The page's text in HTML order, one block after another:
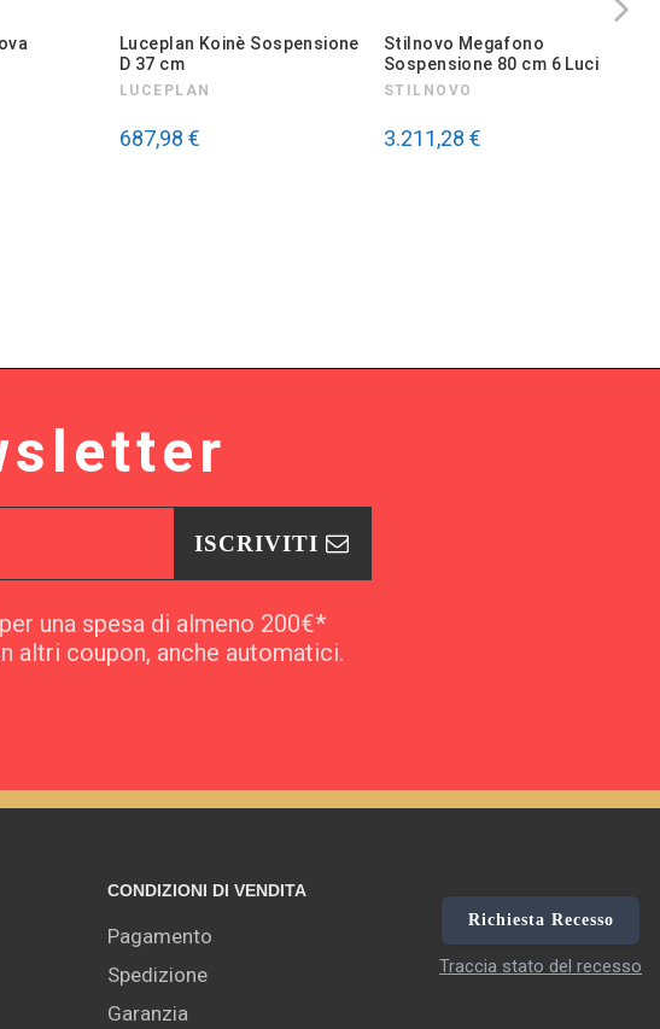
Luceplan Koinè Sospensione
D 37 cm
LUCEPLAN
687,98 €
Stilnovo Megafono
Sospensione 80 cm 6 Luci
STILNOVO
3.211,28 €
ISCRIVITI
una spesa di almeno 200€*
altri coupon, anche automatici.
CONDIZIONI DI VENDITA
Pagamento
Spedizione
Garanzia
Richiesta Recesso
Traccia stato del recesso